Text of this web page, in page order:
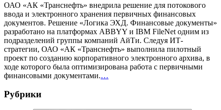
ОАО «АК «Транснефть» внедрила решение для потокового
ввода и электронного хранения первичных финансовых
документов. Решение «Логика ЭХД. Финансовые документы»
разработано на платформах ABBYY и IBM FileNet одним из
подразделений группы компаний АйТи. Следуя ИТ-
стратегии, ОАО «АК «Транснефть» выполнила пилотный
проект по созданию корпоративного электронного архива, в
ходе которого была оптимизирована работа с первичными
финансовыми документами.…
Рубрики